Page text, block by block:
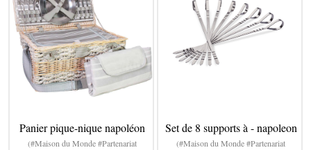
Panier pique-nique napoléon
(#Maison du Monde #Partenariat
Set de 8 supports à - napoleon
(#Maison du Monde #Partenariat